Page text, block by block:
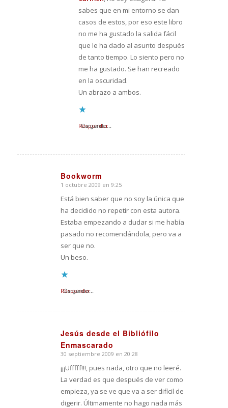
sabes que en mi entorno se dan
casos de estos, por eso este libro
no me ha gustado la salida fácil
que le ha dado al asunto después
de tanto tiempo. Lo siento pero no
me ha gustado. Se han recreado
en la oscuridad.
Un abrazo a ambos.
Cargando...
Responder
Bookworm
Dice:
1 octubre 2009 en 9:25
Está bien saber que no soy la única que
ha decidido no repetir con esta autora.
Estaba empezando a dudar si me había
pasado no recomendándola, pero va a
ser que no.
Un beso.
Cargando...
Responder
Jesús desde el Bibliófilo
Enmascarado
Dice:
30 septiembre 2009 en 20:28
¡¡¡Ufffff!!!, pues nada, otro que no leeré.
La verdad es que después de ver como
empieza, ya se ve que va a ser difícil de
digerir. Últimamente no hago nada más